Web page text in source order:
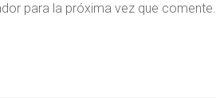
para la próxima vez que comente.